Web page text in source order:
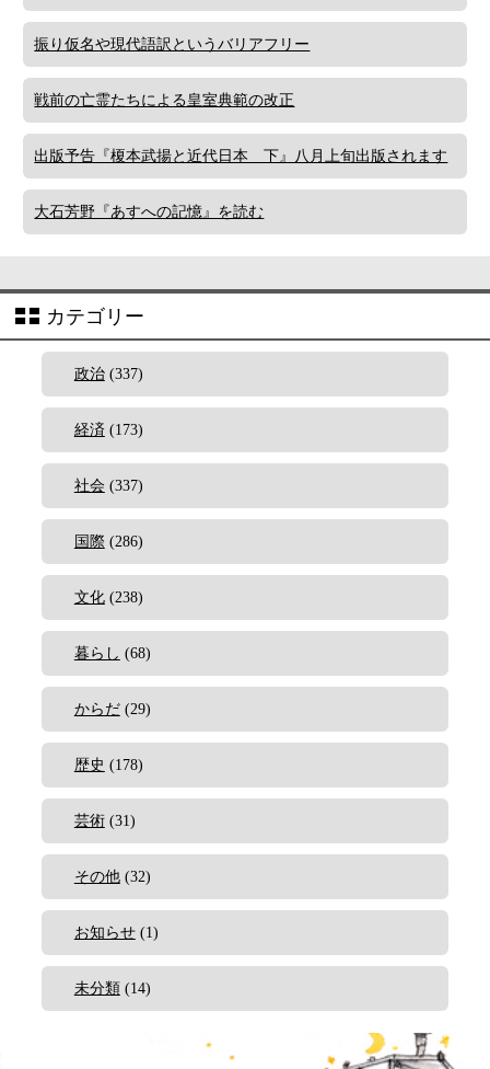
振り仮名や現代語訳というバリアフリー
戦前の亡霊たちによる皇室典範の改正
出版予告『榎本武揚と近代日本 下』八月上旬出版されます
大石芳野『あすへの記憶』を読む
カテゴリー
政治(337)
経済(173)
社会(337)
国際 (286)
文化(238)
暮らし (68)
からだ(29)
歴史 (178)
芸術(31)
その他(32)
お知らせ(1)
未分類(14)